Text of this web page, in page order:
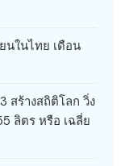
นในไทย เดือน
สร้างสถิติโลก วิ่ง
ลิตร หรือ เฉลี่ย